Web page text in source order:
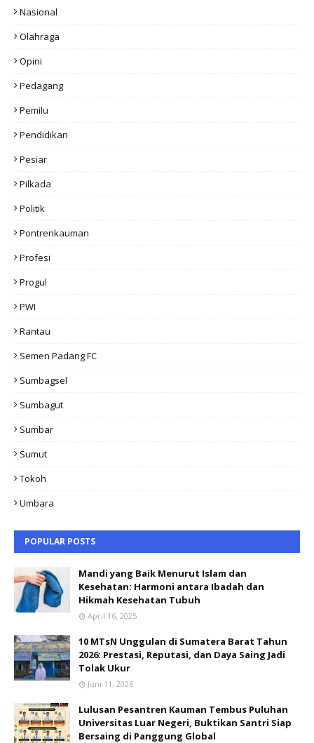
Nasional
Olahraga
Opini
Pedagang
Pemilu
Pendidikan
Pesiar
Pilkada
Politik
Pontrenkauman
Profesi
Progul
PWI
Rantau
Semen Padang FC
Sumbagsel
Sumbagut
Sumbar
Sumut
Tokoh
Umbara
POPULAR POSTS
Mandi yang Baik Menurut Islam dan
Kesehatan: Harmoni antara Ibadah dan
Hikmah Kesehatan Tubuh
April 16, 2025
10 MTsN Unggulan di Sumatera Barat Tahun
2026: Prestasi, Reputasi, dan Daya Saing Jadi
Tolak Ukur
Juni 11, 2026
Lulusan Pesantren Kauman Tembus Puluhan
Universitas Luar Negeri, Buktikan Santri Siap
Bersaing di Panggung Global